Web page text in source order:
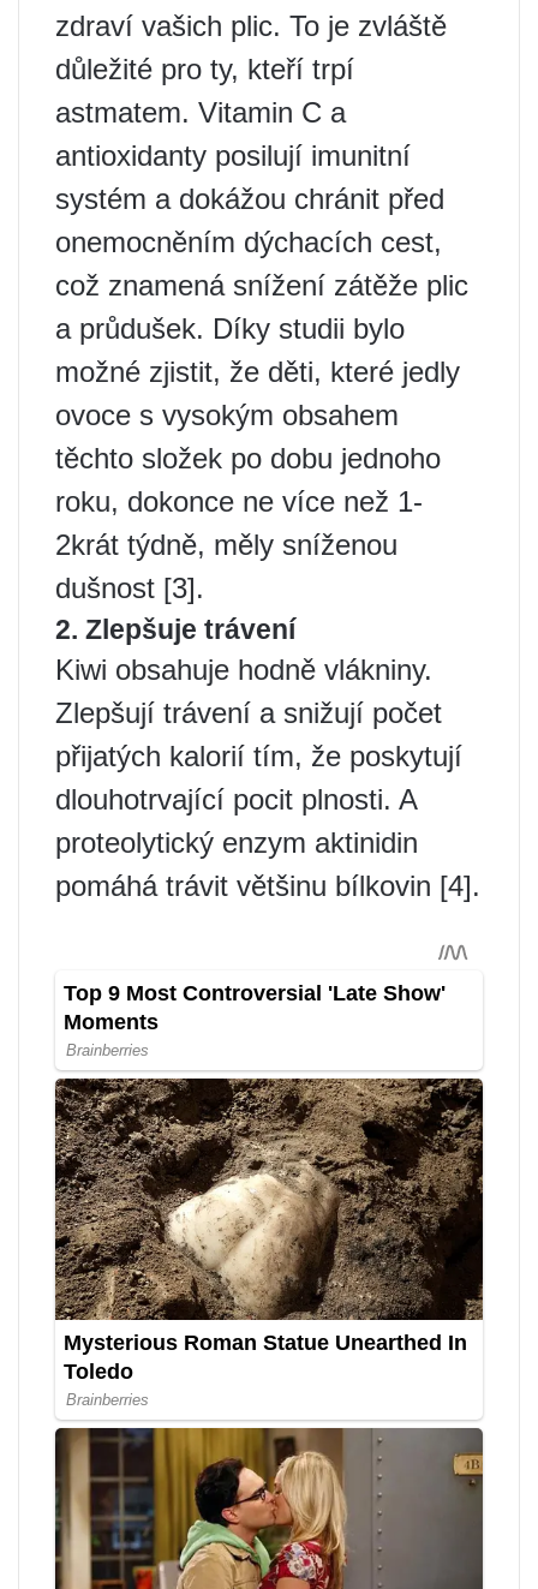
zdraví vašich plic. To je zvláště
důležité pro ty, kteří trpí
astmatem. Vitamin C a
antioxidanty posilují imunitní
systém a dokážou chránit před
onemocněním dýchacích cest,
což znamená snížení zátěže plic
a průdušek. Díky studii bylo
možné zjistit, že děti, které jedly
ovoce s vysokým obsahem
těchto složek po dobu jednoho
roku, dokonce ne více než 1-
2krát týdně, měly sníženou
dušnost [3].
2. Zlepšuje trávení
Kiwi obsahuje hodně vlákniny.
Zlepšují trávení a snižují počet
přijatých kalorií tím, že poskytují
dlouhotrvající pocit plnosti. A
proteolytický enzym aktinidin
pomáhá trávit většinu bílkovin [4].